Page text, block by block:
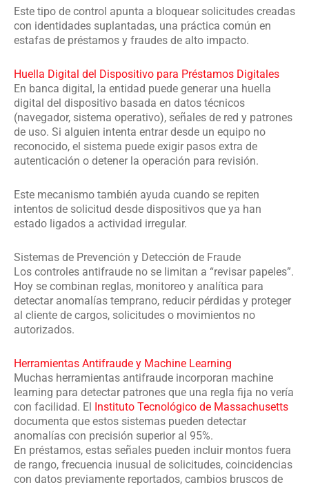
Este tipo de control apunta a bloquear solicitudes creadas
con identidades suplantadas, una práctica común en
estafas de préstamos y fraudes de alto impacto.
Huella Digital del Dispositivo para Préstamos Digitales
En banca digital, la entidad puede generar una huella
digital del dispositivo basada en datos técnicos
(navegador, sistema operativo), señales de red y patrones
de uso. Si alguien intenta entrar desde un equipo no
reconocido, el sistema puede exigir pasos extra de
autenticación o detener la operación para revisión.
Este mecanismo también ayuda cuando se repiten
intentos de solicitud desde dispositivos que ya han
estado ligados a actividad irregular.
Sistemas de Prevención y Detección de Fraude
Los controles antifraude no se limitan a “revisar papeles”.
Hoy se combinan reglas, monitoreo y analítica para
detectar anomalías temprano, reducir pérdidas y proteger
al cliente de cargos, solicitudes o movimientos no
autorizados.
Herramientas Antifraude y Machine Learning
Muchas herramientas antifraude incorporan machine
learning para detectar patrones que una regla fija no vería
con facilidad. El Instituto Tecnológico de Massachusetts
documenta que estos sistemas pueden detectar
anomalías con precisión superior al 95%.
En préstamos, estas señales pueden incluir montos fuera
de rango, frecuencia inusual de solicitudes, coincidencias
con datos previamente reportados, cambios bruscos de